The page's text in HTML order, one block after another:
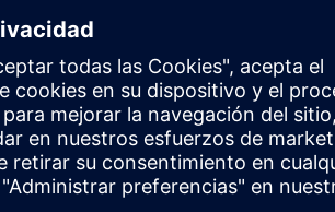
transparencia en los